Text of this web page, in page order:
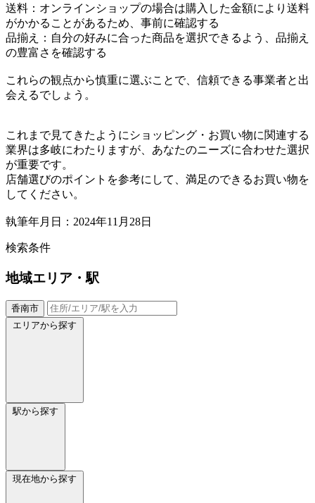
送料：オンラインショップの場合は購入した金額により送料
がかかることがあるため、事前に確認する
品揃え：自分の好みに合った商品を選択できるよう、品揃え
の豊富さを確認する
これらの観点から慎重に選ぶことで、信頼できる事業者と出
会えるでしょう。
これまで見てきたようにショッピング・お買い物に関連する
業界は多岐にわたりますが、あなたのニーズに合わせた選択
が重要です。
店舗選びのポイントを参考にして、満足のできるお買い物を
してください。
執筆年月日：2024年11月28日
検索条件
地域エリア・駅
香南市
エリアから探す
駅から探す
現在地から探す